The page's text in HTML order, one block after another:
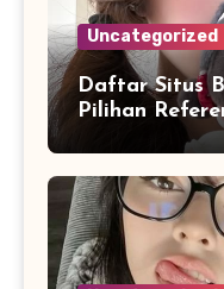
Uncategorized
Daftar Situs
Pilihan
Pembaruan
Konsisten